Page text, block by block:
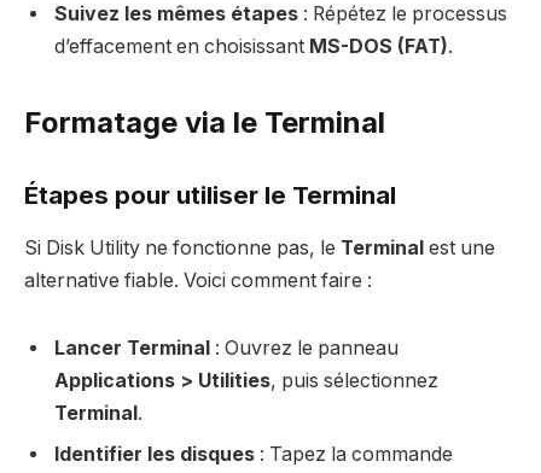
Suivez les mêmes étapes : Répétez le processus
d’effacement en choisissant MS-DOS (FAT).
Formatage via le Terminal
Étapes pour utiliser le Terminal
Si Disk Utility ne fonctionne pas, le Terminal est une
alternative fiable. Voici comment faire :
Lancer Terminal : Ouvrez le panneau
Applications > Utilities, puis sélectionnez
Terminal.
Identifier les disques : Tapez la commande